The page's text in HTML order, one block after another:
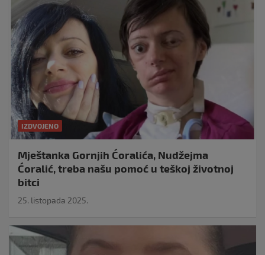
IZDVOJENO
Mještanka Gornjih Ćoralića, Nudžejma
Ćoralić, treba našu pomoć u teškoj životnoj
bitci
25. listopada 2025.